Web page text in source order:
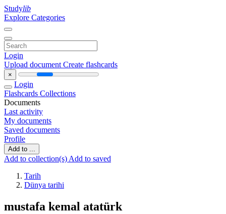
Studylib
Explore Categories
Login
Upload document Create flashcards
×
Login
Flashcards Collections
Documents
Last activity
My documents
Saved documents
Profile
Add to ...
Add to collection(s) Add to saved
Tarih
Dünya tarihi
mustafa kemal atatürk